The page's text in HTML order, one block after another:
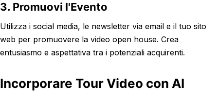
3. Promuovi l'Evento
Utilizza i social media, le newsletter via email e il tuo sito
web per promuovere la video open house. Crea
entusiasmo e aspettativa tra i potenziali acquirenti.
Incorporare Tour Video con AI